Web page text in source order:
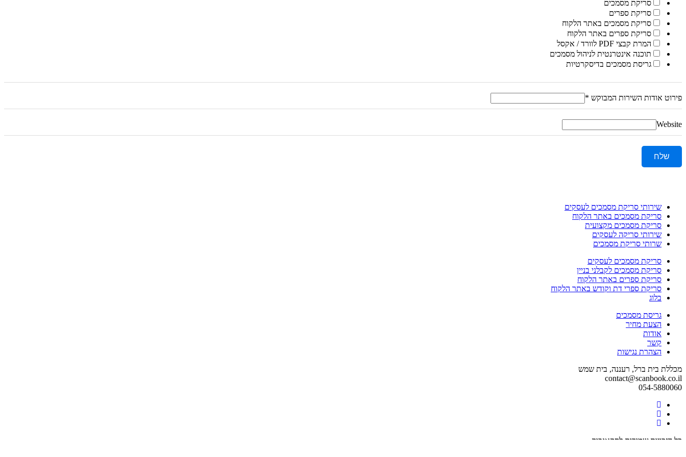
סריקת מסמכים
סריקת ספרים
סריקת מסמכים באתר הלקוח
סריקת ספרים באתר הלקוח
המרת קבצי PDF לוורד / אקסל
תוכנה אינטרנטית לניהול מסמכים
גריסת מסמכים בדיסקרטיות
פירוט אודות השירות המבוקש *
Website
שלח
שירותי סריקת מסמכים לעסקים
סריקת מסמכים באתר הלקוח
סריקת מסמכים מקצועית
שירותי סריקה לעסקים
שרותי סריקת מסמכים
סריקת מסמכים לעסקים
סריקת מסמכים לקבלני בניין
סריקת ספרים באתר הלקוח
סריקת ספרי דת וקודש באתר הלקוח
בלוג
גריסת מסמכים
הצעת מחיר
אודות
קשר
הצהרת נגישות
מכללת בית ברל, רעננה, בית שמש
contact@scanbook.co.il
054-5880060
Facebook
link
Twitter
link
Linkedin
כל הזכויות שמורות לסקאנבוק